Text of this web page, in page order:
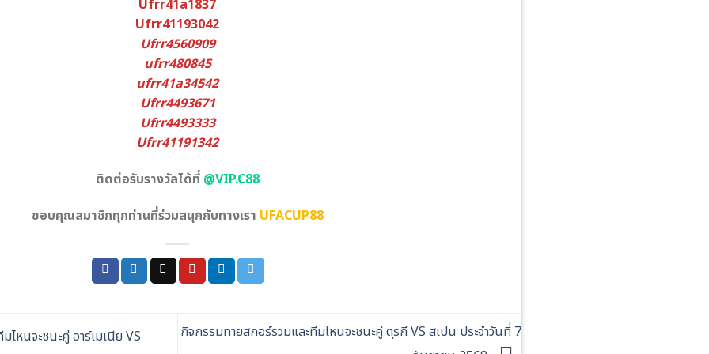
Ufrr41a1837
Ufrr41193042
Ufrr4560909
ufrr480845
ufrr41a34542
Ufrr4493671
Ufrr4493333
Ufrr41191342
ติดต่อรับรางวัลได้ที่ @VIP.C88
ขอบคุณสมาชิกทุกท่านที่ร่วมสนุกกับทางเรา UFACUP88
หนจะชนะคู่ อาร์เมเนีย VS
กิจกรรมทายสกอร์รวมและทีมไหนจะชนะคู่ ตุรกี VS สเปน ประจำวันที่ 7